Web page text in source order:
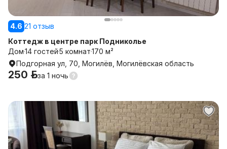
4.6 21 отзыв
Коттедж в центре парк Подниколье
Дом14 гостей5 комнат170 м²
Подгорная ул, 70, Могилёв, Могилёвская область
250 р.за 1 ночь